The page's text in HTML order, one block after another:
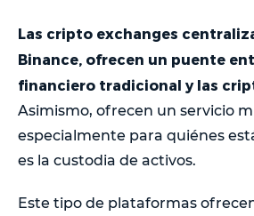
Las cripto exchanges
Binance, ofrecen un puente
financiero tradicional y las
Asimismo, ofrecen un servicio
especialmente para quiénes
es la custodia de activos.
Este tipo de plataformas